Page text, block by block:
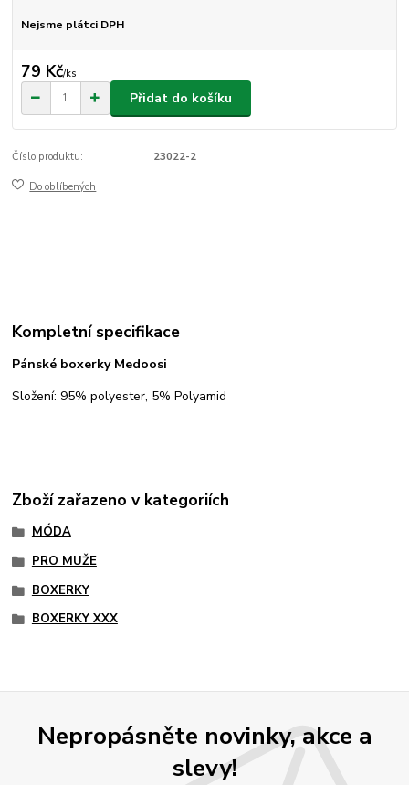
Nejsme plátci DPH
79 Kč/ks
Přidat do košíku
Číslo produktu: 23022-2
Do oblíbených
Kompletní specifikace
Pánské boxerky Medoosi
Složení: 95% polyester, 5% Polyamid
Zboží zařazeno v kategoriích
MÓDA
PRO MUŽE
BOXERKY
BOXERKY XXX
Nepropásněte novinky, akce a
slevy!